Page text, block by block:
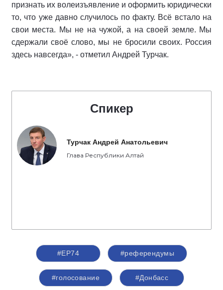
признать их волеизъявление и оформить юридически
то, что уже давно случилось по факту. Всё встало на
свои места. Мы не на чужой, а на своей земле. Мы
сдержали своё слово, мы не бросили своих. Россия
здесь навсегда», - отметил Андрей Турчак.
Спикер
Турчак Андрей Анатольевич
Глава Республики Алтай
#ЕР74 #референдумы
#голосование #Донбасс